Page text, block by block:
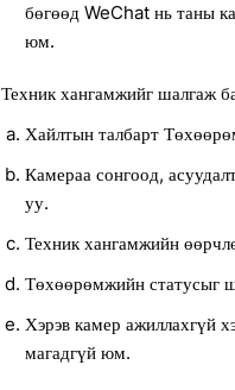
бөгөөд WeChat нь таны
юм.
Техник хангамжийг шалгаж
Хайлтын талбарт
Камераа сонгоод,
уу.
Техник хангамжийн
Төхөөрөмжийн статусыг
Хэрэв камер ажиллахгүй
магадгүй юм.